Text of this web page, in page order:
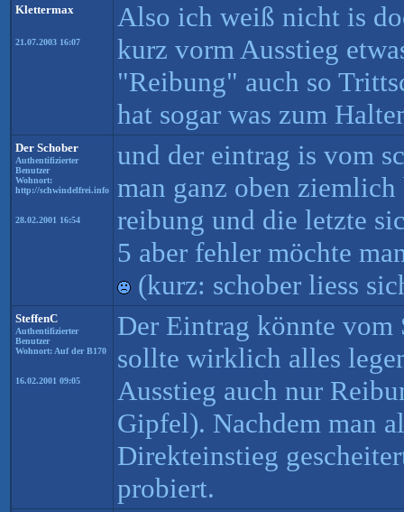
Klettermax
21.07.2003 16:07
Also ich weiß nicht is
kurz vorm Ausstieg
"Reibung" auch so
hat sogar was zum
Der Schober
Authentifizierter
Benutzer
Wohnort:
http://schwindelfrei.info
28.02.2001 16:54
und der eintrag is vom
man ganz oben
reibung und die letzte
5 aber fehler möchte
(kurz: schober liess
SteffenC
Authentifizierter
Benutzer
Wohnort: Auf der B170
16.02.2001 09:05
Der Eintrag könnte vom
sollte wirklich alles
Ausstieg auch nur
Gipfel). Nachdem man
Direkteinstieg
probiert.